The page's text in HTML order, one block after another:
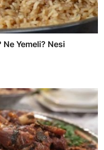
Yemeli? Nesi